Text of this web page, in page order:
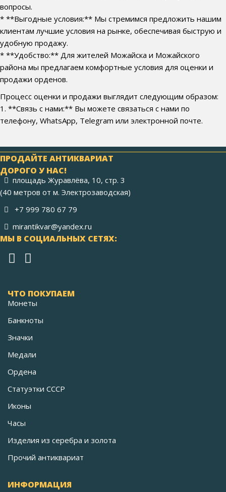
вопросы.
* **Выгодные условия:** Мы стремимся предложить нашим
клиентам лучшие условия на рынке, обеспечивая быструю и
удобную продажу.
* **Удобство:** Для жителей Можайска и Можайского
района мы предлагаем комфортные условия для оценки и
продажи орденов.
Процесс оценки и продажи выглядит следующим образом:
1. **Связь с нами:** Вы можете связаться с нами по
телефону, WhatsApp, Telegram или электронной почте.
ПРОДАЙТЕ АНТИКВАРИАТ
ДОРОГО У НАС!
площадь Журавлёва, 10, стр. 3
(40 метров от м. Электрозаводская)
+7 999 780 67 79
mirantikvar@yandex.ru
МЫ В СОЦИАЛЬНЫХ СЕТЯХ:
ЧТО ПОКУПАЕМ
Монеты
Банкноты
Значки
Медали
Ордена
Статуэтки СССР
Иконы
Часы
Изделия из серебра и золота
Прочий антиквариат
ИНФОРМАЦИЯ